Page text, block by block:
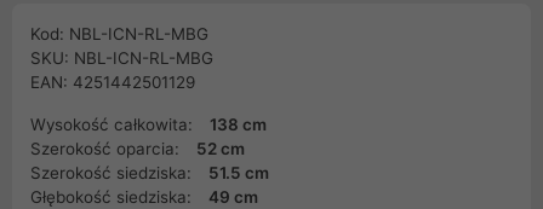
Kod: NBL-ICN-RL-MBG
SKU: NBL-ICN-RL-MBG
EAN: 4251442501129
Wysokość całkowita:
138 cm
Szerokość oparcia:
52 cm
Szerokość siedziska:
51.5 cm
Głębokość siedziska:
49 cm